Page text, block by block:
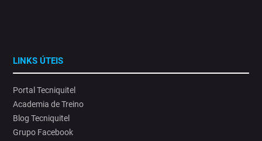
LINKS ÚTEIS
Portal Tecniquitel
Academia de Treino
Blog Tecniquitel
Grupo Facebook